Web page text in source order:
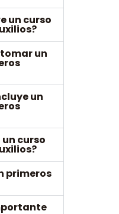
un curso
un
un
curso
primeros